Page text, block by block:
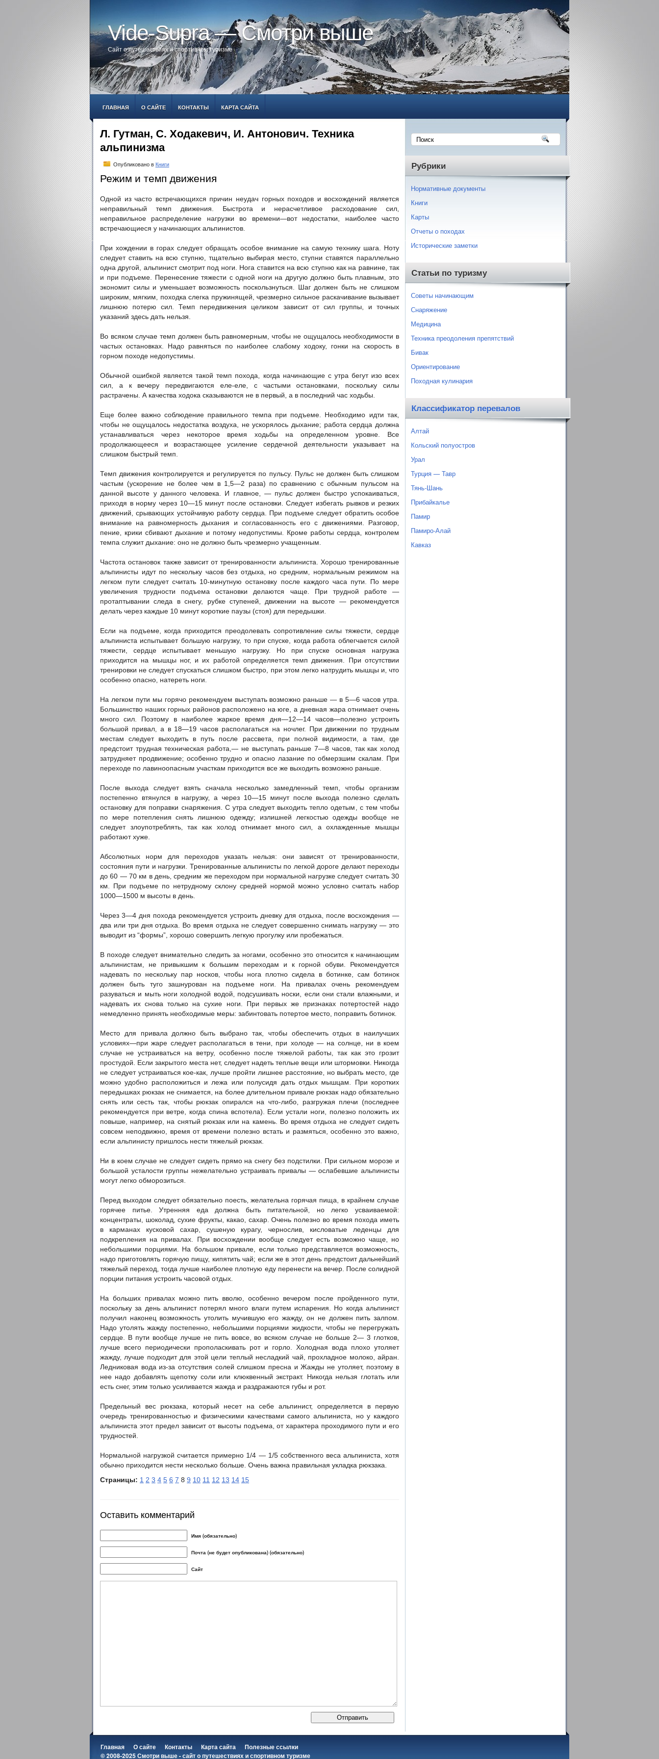
Vide-Supra — Смотри выше
Сайт о путешествиях и спортивном туризме
ГЛАВНАЯ О САЙТЕ КОНТАКТЫ КАРТА САЙТА
Л. Гутман, С. Ходакевич, И. Антонович. Техника
альпинизма
Опубликовано в Книги
Режим и темп движения
Одной из часто встречающихся причин неудач горных походов и восхождений является
неправильный темп движения. Быстрота и нерасчетливое расходование сил,
неправильное распределение нагрузки во времени—вот недостатки, наиболее часто
встречающиеся у начинающих альпинистов.
При хождении в горах следует обращать особое внимание на самую технику шага. Ноту
следует ставить на всю ступню, тщательно выбирая место, ступни ставятся параллельно
одна другой, альпинист смотрит под ноги. Нога ставится на всю ступню как на равнине, так
и при подъеме. Перенесение тяжести с одной ноги на другую должно быть плавным, это
экономит силы и уменьшает возможность поскользнуться. Шаг должен быть не слишком
широким, мягким, походка слегка пружинящей, чрезмерно сильное раскачивание вызывает
лишнюю потерю сил. Темп передвижения целиком зависит от сил группы, и точных
указаний здесь дать нельзя.
Во всяком случае темп должен быть равномерным, чтобы не ощущалось необходимости в
частых остановках. Надо равняться по наиболее слабому ходоку, гонки на скорость в
горном походе недопустимы.
Обычной ошибкой является такой темп похода, когда начинающие с утра бегут изо всех
сил, а к вечеру передвигаются еле-еле, с частыми остановками, поскольку силы
растрачены. А качества ходока сказываются не в первый, а в последний час ходьбы.
Еще более важно соблюдение правильного темпа при подъеме. Необходимо идти так,
чтобы не ощущалось недостатка воздуха, не ускорялось дыхание; работа сердца должна
устанавливаться через некоторое время ходьбы на определенном уровне. Все
продолжающееся и возрастающее усиление сердечной деятельности указывает на
слишком быстрый темп.
Темп движения контролируется и регулируется по пульсу. Пульс не должен быть слишком
частым (ускорение не более чем в 1,5—2 раза) по сравнению с обычным пульсом на
данной высоте у данного человека. И главное, — пульс должен быстро успокаиваться,
приходя в норму через 10—15 минут после остановки. Следует избегать рывков и резких
движений, срывающих устойчивую работу сердца. При подъеме следует обратить особое
внимание на равномерность дыхания и согласованность его с движениями. Разговор,
пение, крики сбивают дыхание и потому недопустимы. Кроме работы сердца, контролем
темпа служит дыхание: оно не должно быть чрезмерно учащенным.
Частота остановок также зависит от тренированности альпиниста. Хорошо тренированные
альпинисты идут по нескольку часов без отдыха, но средним, нормальным режимом на
легком пути следует считать 10-минутную остановку после каждого часа пути. По мере
увеличения трудности подъема остановки делаются чаще. При трудной работе —
протаптывании следа в снегу, рубке ступеней, движении на высоте — рекомендуется
делать через каждые 10 минут короткие паузы (стоя) для передышки.
Если на подъеме, когда приходится преодолевать сопротивление силы тяжести, сердце
альпиниста испытывает большую нагрузку, то при спуске, когда работа облегчается силой
тяжести, сердце испытывает меньшую нагрузку. Но при спуске основная нагрузка
приходится на мышцы ног, и их работой определяется темп движения. При отсутствии
тренировки не следует спускаться слишком быстро, при этом легко натрудить мышцы и, что
особенно опасно, натереть ноги.
На легком пути мы горячо рекомендуем выступать возможно раньше — в 5—6 часов утра.
Большинство наших горных районов расположено на юге, а дневная жара отнимает очень
много сил. Поэтому в наиболее жаркое время дня—12—14 часов—полезно устроить
большой привал, а в 18—19 часов располагаться на ночлег. При движении по трудным
местам следует выходить в путь после рассвета, при полной видимости, а там, где
предстоит трудная техническая работа,— не выступать раньше 7—8 часов, так как холод
затрудняет продвижение; особенно трудно и опасно лазание по обмерзшим скалам. При
переходе по лавиноопасным участкам приходится все же выходить возможно раньше.
После выхода следует взять сначала несколько замедленный темп, чтобы организм
постепенно втянулся в нагрузку, а через 10—15 минут после выхода полезно сделать
остановку для поправки снаряжения. С утра следует выходить тепло одетым, с тем чтобы
по мере потепления снять лишнюю одежду; излишней легкостью одежды вообще не
следует злоупотреблять, так как холод отнимает много сил, а охлажденные мышцы
работают хуже.
Абсолютных норм для переходов указать нельзя: они зависят от тренированности,
состояния пути и нагрузки. Тренированные альпинисты по легкой дороге делают переходы
до 60 — 70 км в день, средним же переходом при нормальной нагрузке следует считать 30
км. При подъеме по нетрудному склону средней нормой можно условно считать набор
1000—1500 м высоты в день.
Через 3—4 дня похода рекомендуется устроить дневку для отдыха, после восхождения —
два или три дня отдыха. Во время отдыха не следует совершенно снимать нагрузку — это
выводит из “формы”, хорошо совершить легкую прогулку или пробежаться.
В походе следует внимательно следить за ногами, особенно это относится к начинающим
альпинистам, не привыкшим к большим переходам и к горной обуви. Рекомендуется
надевать по нескольку пар носков, чтобы нога плотно сидела в ботинке, сам ботинок
должен быть туго зашнурован на подъеме ноги. На привалах очень рекомендуем
разуваться и мыть ноги холодной водой, подсушивать носки, если они стали влажными, и
надевать их снова только на сухие ноги. При первых же признаках потертостей надо
немедленно принять необходимые меры: забинтовать потертое место, поправить ботинок.
Место для привала должно быть выбрано так, чтобы обеспечить отдых в наилучших
условиях—при жаре следует располагаться в тени, при холоде — на солнце, ни в коем
случае не устраиваться на ветру, особенно после тяжелой работы, так как это грозит
простудой. Если закрытого места нет, следует надеть теплые вещи или штормовки. Никогда
не следует устраиваться кое-как, лучше пройти лишнее расстояние, но выбрать место, где
можно удобно расположиться и лежа или полусидя дать отдых мышцам. При коротких
передышках рюкзак не снимается, на более длительном привале рюкзак надо обязательно
снять или сесть так, чтобы рюкзак опирался на что-либо, разгружая плечи (последнее
рекомендуется при ветре, когда спина вспотела). Если устали ноги, полезно положить их
повыше, например, на снятый рюкзак или на камень. Во время отдыха не следует сидеть
совсем неподвижно, время от времени полезно встать и размяться, особенно это важно,
если альпинисту пришлось нести тяжелый рюкзак.
Ни в коем случае не следует сидеть прямо на снегу без подстилки. При сильном морозе и
большой усталости группы нежелательно устраивать привалы — ослабевшие альпинисты
могут легко обморозиться.
Перед выходом следует обязательно поесть, желательна горячая пища, в крайнем случае
горячее питье. Утренняя еда должна быть питательной, но легко усваиваемой:
концентраты, шоколад, сухие фрукты, какао, сахар. Очень полезно во время похода иметь
в карманах кусковой сахар, сушеную курагу, чернослив, кисловатые леденцы для
подкрепления на привалах. При восхождении вообще следует есть возможно чаще, но
небольшими порциями. На большом привале, если только представляется возможность,
надо приготовлять горячую пищу, кипятить чай; если же в этот день предстоит дальнейший
тяжелый переход, тогда лучше наиболее плотную еду перенести на вечер. После солидной
порции питания устроить часовой отдых.
На больших привалах можно пить вволю, особенно вечером после пройденного пути,
поскольку за день альпинист потерял много влаги путем испарения. Но когда альпинист
получил наконец возможность утолить мучившую его жажду, он не должен пить залпом.
Надо утолять жажду постепенно, небольшими порциями жидкости, чтобы не перегружать
сердце. В пути вообще лучше не пить вовсе, во всяком случае не больше 2— 3 глотков,
лучше всего периодически прополаскивать рот и горло. Холодная вода плохо утоляет
жажду, лучше подходит для этой цели теплый несладкий чай, прохладное молоко, айран.
Ледниковая вода из-за отсутствия солей слишком пресна и Жажды не утоляет, поэтому в
нее надо добавлять щепотку соли или клюквенный экстракт. Никогда нельзя глотать или
есть снег, этим только усиливается жажда и раздражаются губы и рот.
Предельный вес рюкзака, который несет на себе альпинист, определяется в первую
очередь тренированностью и физическими качествами самого альпиниста, но у каждого
альпиниста этот предел зависит от высоты подъема, от характера проходимого пути и его
трудностей.
Нормальной нагрузкой считается примерно 1/4 — 1/5 собственного веса альпиниста, хотя
обычно приходится нести несколько больше. Очень важна правильная укладка рюкзака.
Страницы: 1 2 3 4 5 6 7 8 9 10 11 12 13 14 15
Оставить комментарий
Имя (обязательно)
Почта (не будет опубликована) (обязательно)
Сайт
Рубрики
Нормативные документы
Книги
Карты
Отчеты о походах
Исторические заметки
Статьи по туризму
Советы начинающим
Снаряжение
Медицина
Техника преодоления препятствий
Бивак
Ориентирование
Походная кулинария
Классификатор перевалов
Алтай
Кольский полуостров
Урал
Турция — Тавр
Тянь-Шань
Прибайкалье
Памир
Памиро-Алай
Кавказ
Главная О сайте Контакты Карта сайта
Полезные ссылки
© 2008-2025 Смотри выше - сайт о путешествиях и спортивном туризме